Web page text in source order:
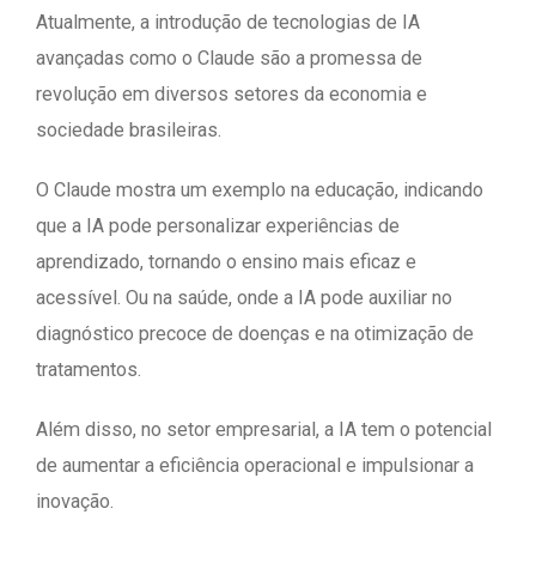
Atualmente, a introdução de tecnologias de IA
avançadas como o Claude são a promessa de
revolução em diversos setores da economia e
sociedade brasileiras.
O Claude mostra um exemplo na educação, indicando
que a IA pode personalizar experiências de
aprendizado, tornando o ensino mais eficaz e
acessível. Ou na saúde, onde a IA pode auxiliar no
diagnóstico precoce de doenças e na otimização de
tratamentos.
Além disso, no setor empresarial, a IA tem o potencial
de aumentar a eficiência operacional e impulsionar a
inovação.